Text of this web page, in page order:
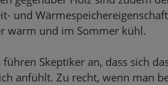
und
warm und im Sommer kühl.
führen Skeptiker an, dass sich
anfühlt. Zu recht, wenn man